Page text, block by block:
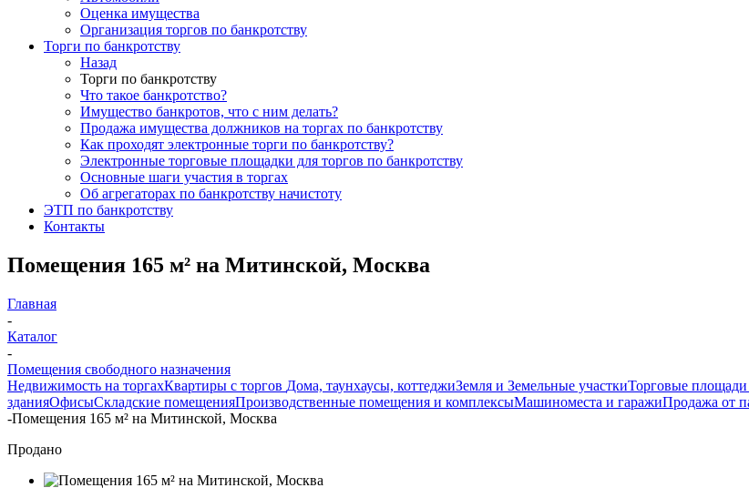
Оценка имущества
Организация торгов по банкротству
Торги по банкротству
Назад
Торги по банкротству
Что такое банкротство?
Имущество банкротов, что с ним делать?
Продажа имущества должников на торгах по банкротству
Как проходят электронные торги по банкротству?
Электронные торговые площадки для торгов по банкротству
Основные шаги участия в торгах
Об агрегаторах по банкротству начистоту
ЭТП по банкротству
Контакты
Помещения 165 м² на Митинской, Москва
Главная
-
Каталог
-
Помещения свободного назначения
Недвижимость на торгахКвартиры с торгов Дома, таунхаусы, коттеджиЗемля и Земельные участкиТорговые
зданияОфисыСкладские помещенияПроизводственные помещения и комплексыМашиноместа и гаражиПродажа от
-Помещения 165 м² на Митинской, Москва
Продано